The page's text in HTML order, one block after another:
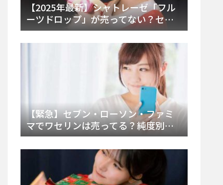
【2025年最新】シャトレーゼ「フル
ーツドロップ」が売ってない？セブ
ンでの販売終了理由と代替アイスを
徹底解説！
【緊急】セブン・ローソン・ファミ
マでワセリンは売ってる？純度別お
すすめ品と販売場所を徹底まとめ